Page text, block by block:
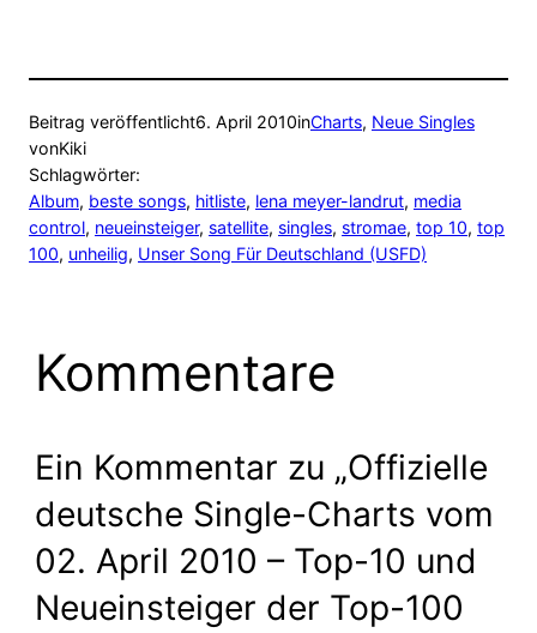
Beitrag veröffentlicht6. April 2010inCharts, Neue Singles
vonKiki
Schlagwörter:
Album, beste songs, hitliste, lena meyer-landrut, media
control, neueinsteiger, satellite, singles, stromae, top 10, top
100, unheilig, Unser Song Für Deutschland (USFD)
Kommentare
Ein Kommentar zu „Offizielle
deutsche Single-Charts vom
02. April 2010 – Top-10 und
Neueinsteiger der Top-100